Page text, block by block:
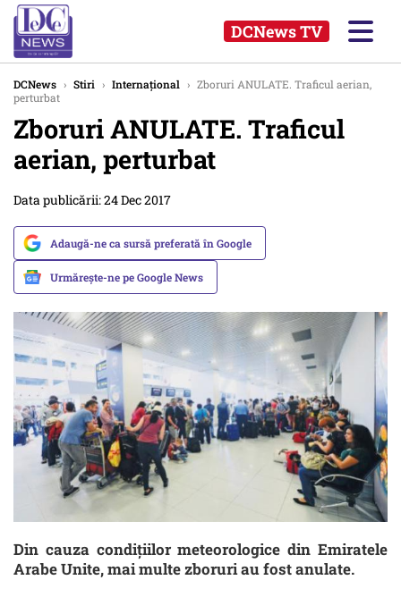
DCNews TV
DCNews › Stiri › Internațional › Zboruri ANULATE. Traficul aerian,
perturbat
Zboruri ANULATE. Traficul
aerian, perturbat
Data publicării: 24 Dec 2017
Adaugă-ne ca sursă preferată în Google
Urmărește-ne pe Google News
Din cauza condițiilor meteorologice din Emiratele
Arabe Unite, mai multe zboruri au fost anulate.